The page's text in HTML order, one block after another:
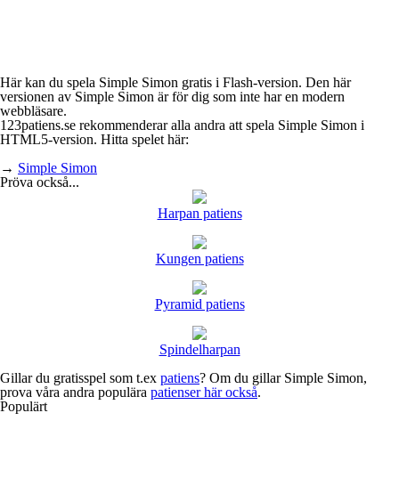
Här kan du spela Simple Simon gratis i Flash-version. Den här
versionen av Simple Simon är för dig som inte har en modern
webbläsare.
123patiens.se rekommenderar alla andra att spela Simple Simon i
HTML5-version. Hitta spelet här:
→ Simple Simon
Pröva också...
Harpan patiens
Kungen patiens
Pyramid patiens
Spindelharpan
Gillar du gratisspel som t.ex patiens? Om du gillar Simple Simon,
prova våra andra populära patienser här också.
Populärt